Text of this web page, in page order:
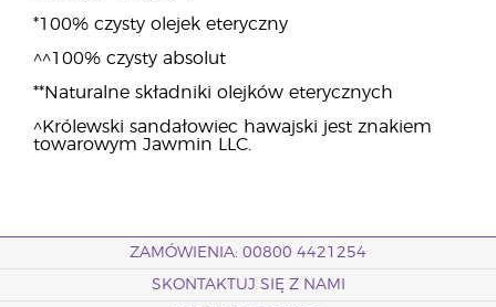
*100% czysty olejek eteryczny
^^100% czysty absolut
**Naturalne składniki olejków eterycznych
^Królewski sandałowiec hawajski jest znakiem
towarowym Jawmin LLC.
ZAMÓWIENIA: 00800 4421254
SKONTAKTUJ SIĘ Z NAMI